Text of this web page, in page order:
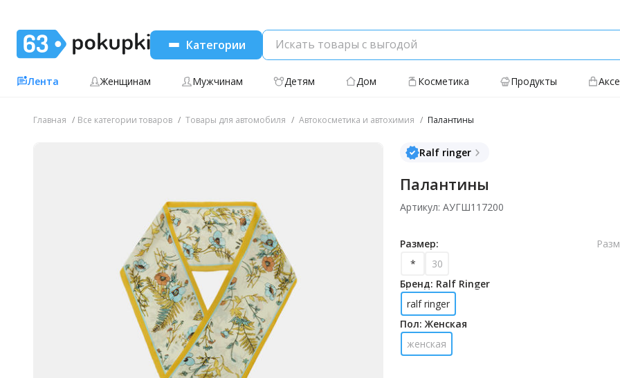
Категории
Лента Женщинам Мужчинам Детям Дом Косметика Продукты
Главная Все категории товаров Товары для автомобиля Автокосметика и автохимия Палантины
Ralf ringer
Палантины
Артикул: АУГШ117200
Размер:
*
30
Бренд: Ralf Ringer
ralf ringer
Пол: Женская
женская